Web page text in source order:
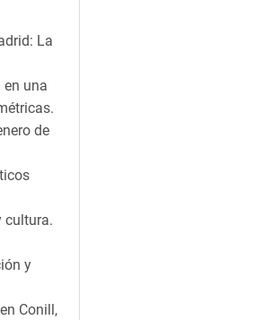
La
en una
de
cultura.
y
Conill,